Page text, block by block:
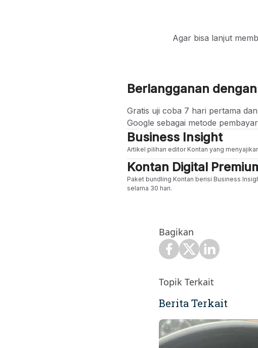
Agar bisa lanjut
Berlangganan
Gratis uji coba 7 hari pertama
Google sebagai metode
Business Insight
Artikel pilihan editor Kontan yang
Kontan Digital
Paket bundling Kontan berisi Business
selama 30 hari.
Bagikan
Topik Terkait
Berita Terkait